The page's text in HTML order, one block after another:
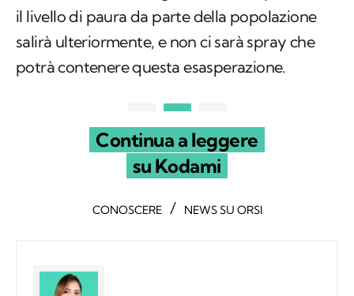
il livello di paura da parte della popolazione
salirà ulteriormente, e non ci sarà spray che
potrà contenere questa esasperazione.
Continua a leggere
su Kodami
CONOSCERE / NEWS SU ORSI